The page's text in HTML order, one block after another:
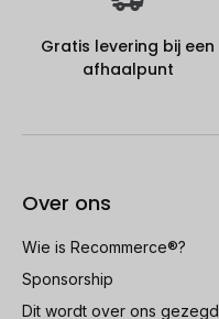
Gratis levering bij een
afhaalpunt
Over ons
Wie is Recommerce®?
Sponsorship
Dit wordt over ons gezegd